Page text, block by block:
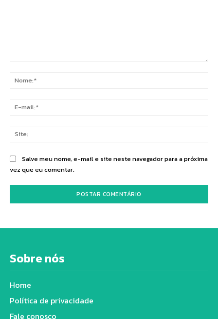
Salve meu nome, e-mail e site neste navegador para a próxima
vez que eu comentar.
Sobre nós
Home
Política de privacidade
Fale conosco